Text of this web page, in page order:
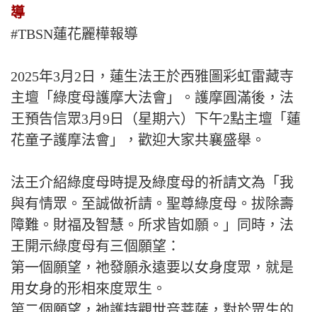
導
#TBSN蓮花麗樺報導
2025年3月2日，蓮生法王於西雅圖彩虹雷藏寺
主壇「綠度母護摩大法會」。護摩圓滿後，法
王預告信眾3月9日（星期六）下午2點主壇「蓮
花童子護摩法會」，歡迎大家共襄盛舉。
法王介紹綠度母時提及綠度母的祈請文為「我
與有情眾。至誠做祈請。聖尊綠度母。拔除壽
障難。財福及智慧。所求皆如願。」同時，法
王開示綠度母有三個願望：
第一個願望，祂發願永遠要以女身度眾，就是
用女身的形相來度眾生。